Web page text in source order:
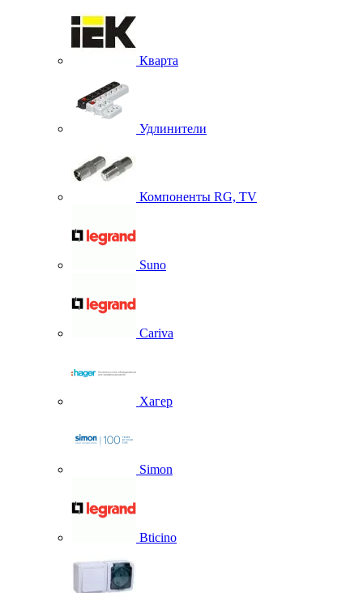
Кварта
Удлинители
Компоненты RG, TV
Suno
Cariva
Хагер
Simon
Bticino